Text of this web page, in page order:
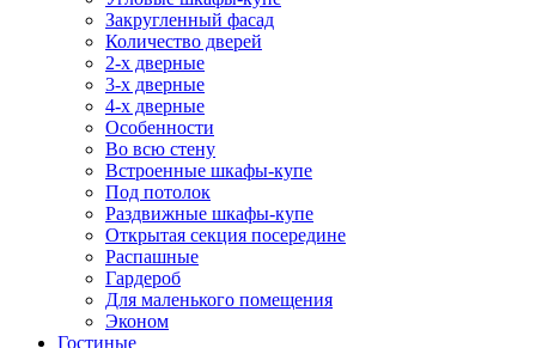
Закругленный фасад
Количество дверей
2-х дверные
3-х дверные
4-х дверные
Особенности
Во всю стену
Встроенные шкафы-купе
Под потолок
Раздвижные шкафы-купе
Открытая секция посередине
Распашные
Гардероб
Для маленького помещения
Эконом
Гостиные